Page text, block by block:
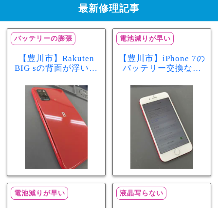
最新修理記事
バッテリーの膨張
【豊川市】Rakuten
BIG sの背面が浮いて
リー膨張のサインか
もしれません！バッ
テリー交換修理事例
電池減りが早い
【豊川市】iPhone 7の
バッテリー交換なら
最大容量70％で電池
の減りが早い症状も
当日60分で改善
電池減りが早い 液晶写らない